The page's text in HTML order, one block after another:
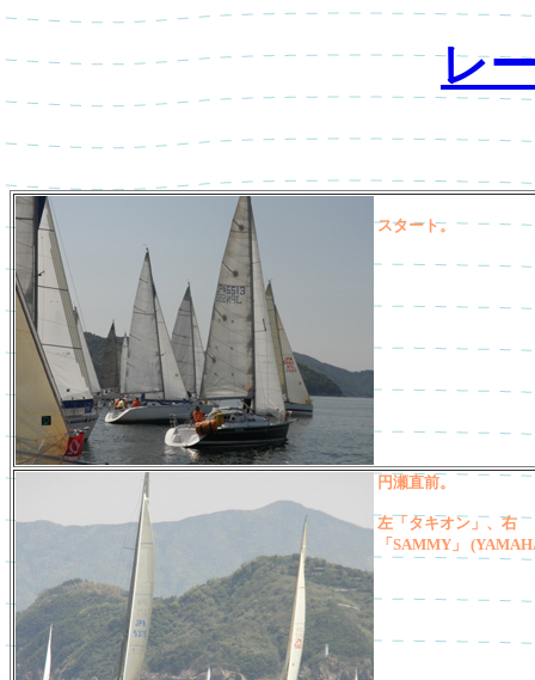
レ
スタート。
円瀬直前。
左「タキオン」、右
「SAMMY」